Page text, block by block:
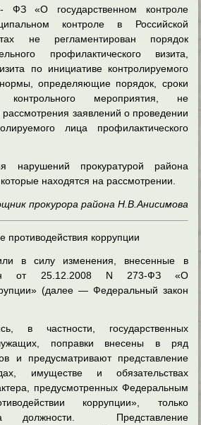
«О государственном контроле
контроле в Российской
не регламентирован порядок
профилактического визита,
по инициативе контролируемого
нормы, определяющие порядок, сроки
контрольного мероприятия, не
заявлений о проведении
лица профилактического
нарушений прокуратурой района
находятся на рассмотрении.
прокурора района Н.В.Анисимова
противодействия коррупции
в силу изменения, внесенные в
от 25.12.2008 N 273-ФЗ «О
(далее — Федеральный закон
в частности, государственных
поправки внесены в ряд
и предусматривают представление
имуществе и обязательствах
предусмотренных Федеральным
коррупции», только
должности. Представление